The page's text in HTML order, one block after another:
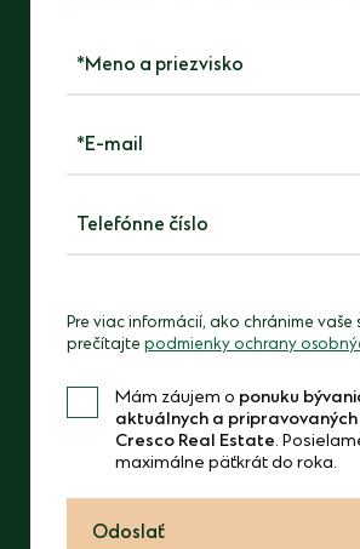
leave
this
field
empty.
Pre viac informácií, ako chránime vaše
prečítajte podmienky ochrany
Mám záujem o ponuku
aktuálnych a
Cresco Real Estate.
maximálne päťkrát do roka.
Odoslať